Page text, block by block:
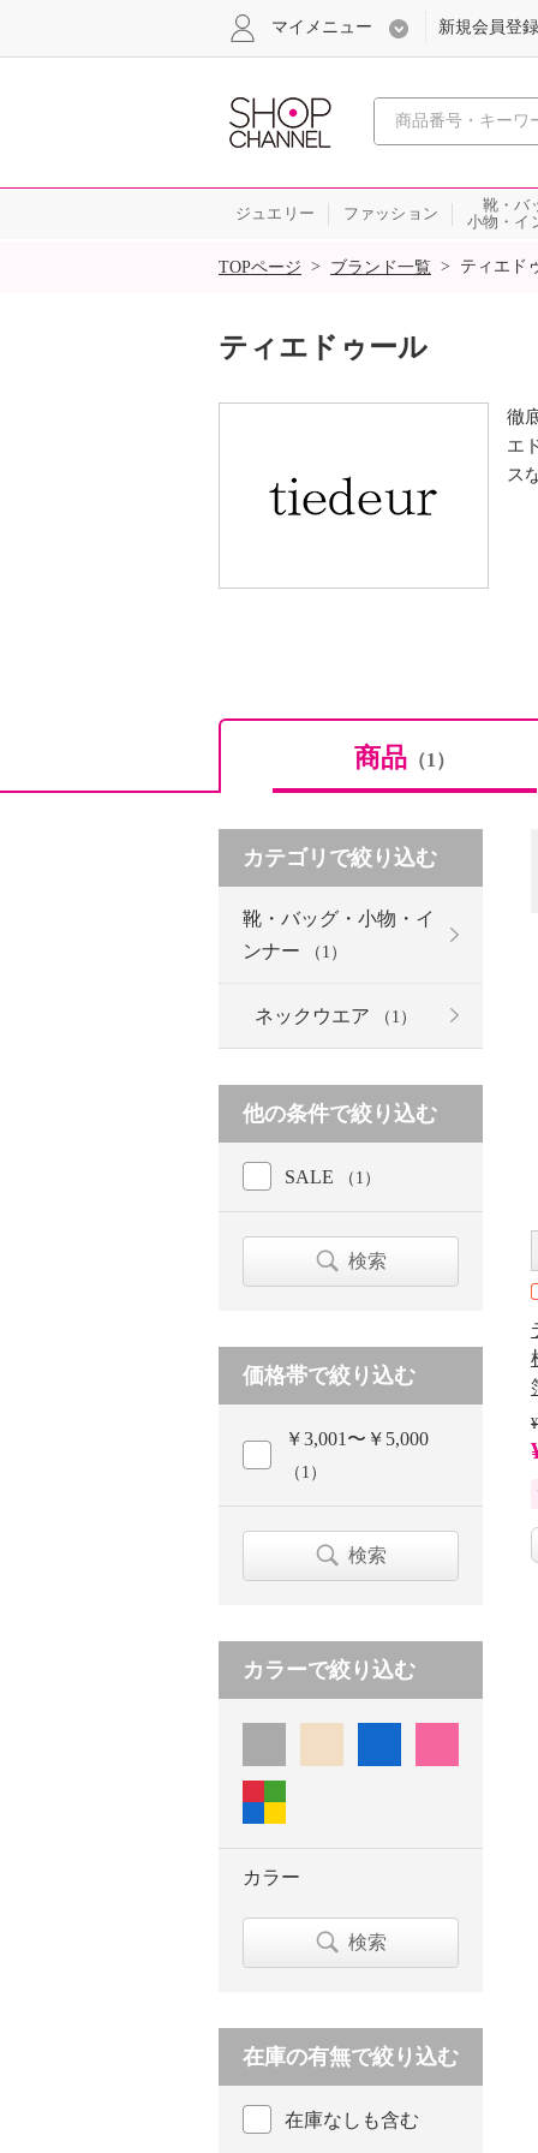
心おどる
マイメニュー 新規会員登録
ジュエリー ファッション
靴・バ
小物・イ
SALE
TOPページ > ブランド一覧 > ティエド
ティエドゥール
徹
エ
ス
商品 （1）
カテゴリで絞り込む
靴・バッグ・小物・イ
ンナー
（1）
ネックウエア （1）
他の条件で絞り込む
SALE （1）
検索
価格帯で絞り込む
￥3,001〜￥5,000
（1）
検索
カラーで絞り込む
カラー
検索
在庫の有無で絞り込む
在庫なしも含む